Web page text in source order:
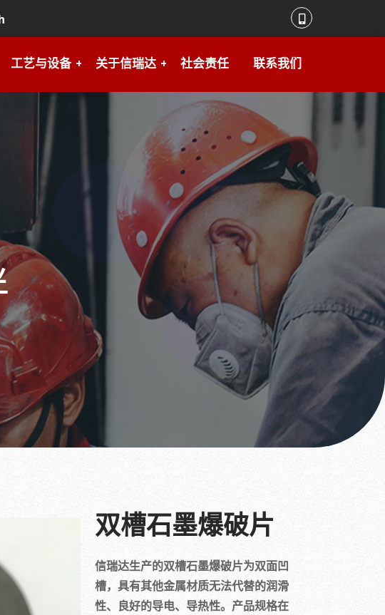
工艺与设备 关于信瑞达 社会责任 联系我们
双槽石墨爆破片
信瑞达生产的双槽石墨爆破片为双面凹
槽，具有其他金属材质无法代替的润滑
性、良好的导电、导热性。产品规格在